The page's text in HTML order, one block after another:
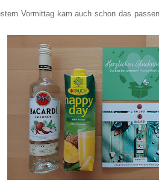
Vormittag kam auch schon das